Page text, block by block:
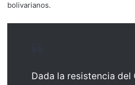
bolivarianos.
Dada la resistencia del